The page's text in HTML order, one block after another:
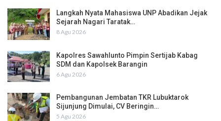
Langkah Nyata Mahasiswa UNP Abadikan Jejak
Sejarah Nagari Taratak…
8 Agu 2026
Kapolres Sawahlunto Pimpin Sertijab Kabag
SDM dan Kapolsek Barangin
6 Agu 2026
Pembangunan Jembatan TKR Lubuktarok
Sijunjung Dimulai, CV Beringin…
5 Agu 2026